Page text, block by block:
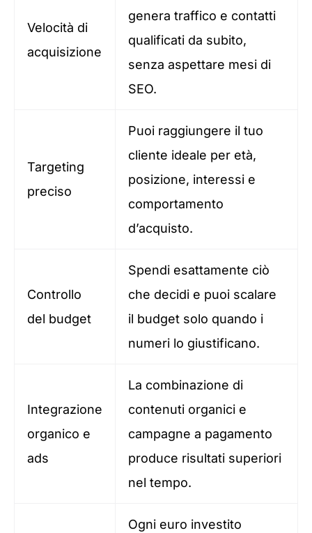
Velocità di
acquisizione
genera traffico e contatti
qualificati da subito,
senza aspettare mesi di
SEO.
Targeting
preciso
Puoi raggiungere il tuo
cliente ideale per età,
posizione, interessi e
comportamento
d’acquisto.
Controllo
del budget
Spendi esattamente ciò
che decidi e puoi scalare
il budget solo quando i
numeri lo giustificano.
Integrazione
organico e
ads
La combinazione di
contenuti organici e
campagne a pagamento
produce risultati superiori
nel tempo.
Ogni euro investito